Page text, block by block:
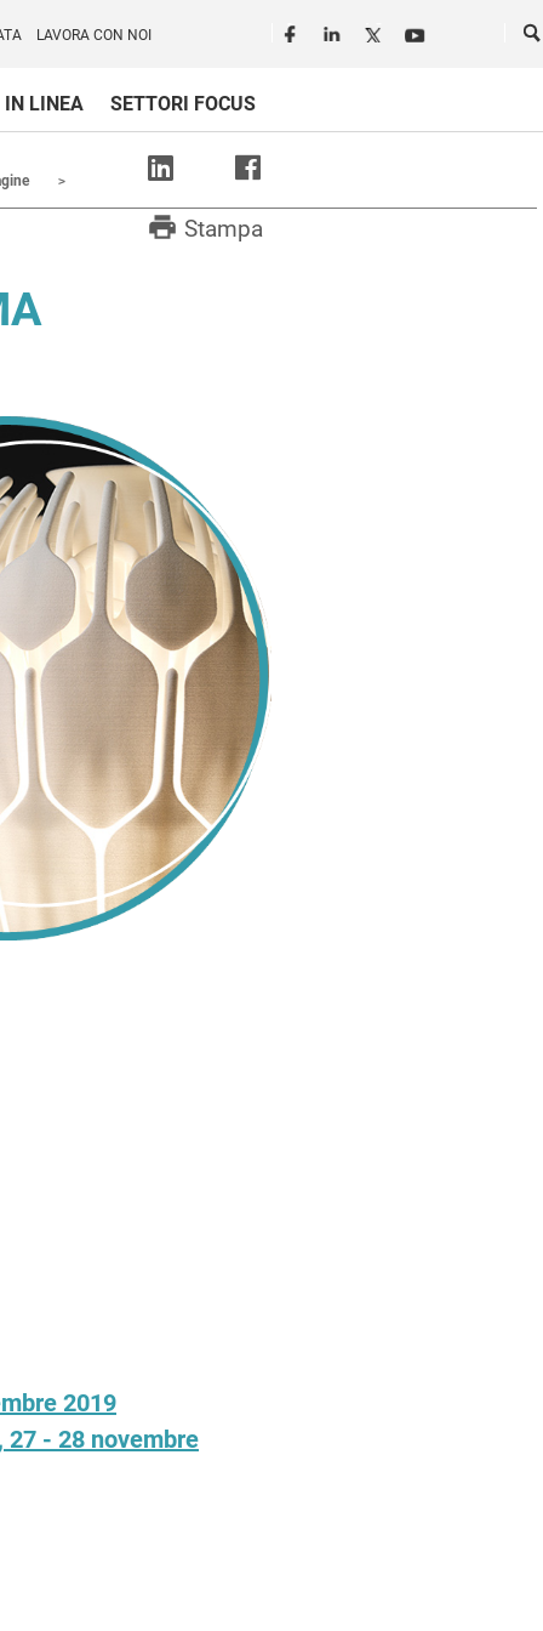
LAVORA CON NOI Seguici in rete
IN LINEA SETTORI FOCUS
print Stampa
2019
27 - 28 novembre